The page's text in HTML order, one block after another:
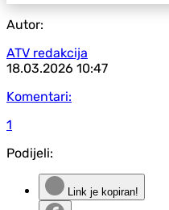
Autor:
ATV redakcija
18.03.2026 10:47
Komentari:
1
Podijeli:
Link je kopiran!